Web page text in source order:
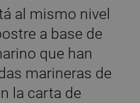
al mismo nivel
a base de
que han
marineras de
la carta de